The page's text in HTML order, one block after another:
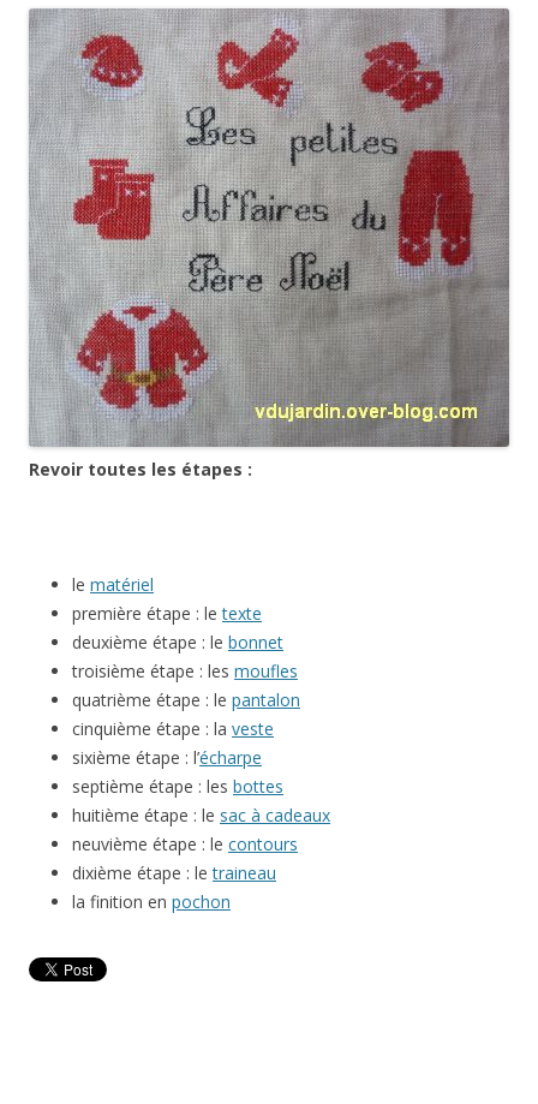
Revoir toutes les étapes :
le matériel
première étape : letexte
deuxième étape : le bonnet
troisième étape : les moufles
quatrième étape : le pantalon
cinquième étape : la veste
sixième étape : l’écharpe
septième étape : les bottes
huitième étape : le sac à cadeaux
neuvième étape : le contours
dixième étape : letraineau
la finition en pochon